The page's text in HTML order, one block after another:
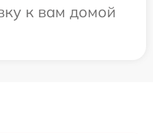
к вам домой